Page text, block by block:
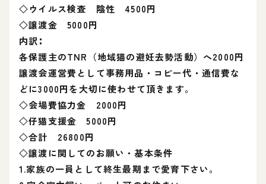
◇ウイルス検査 陰性 4500円
◇譲渡金 5000円
内訳∶
各保護主のTNR（地域猫の避妊去勢活動）へ2000円
譲渡会運営費として事務用品・コピー代・通信費な
どに3000円を大切に使わせて頂きます。
◇会場費協力金 2000円
◇仔猫支援金 5000円
◇合計 26800円
◇譲渡に関してのお願い・基本条件
1.家族の一員として終生最期まで愛育下さい。